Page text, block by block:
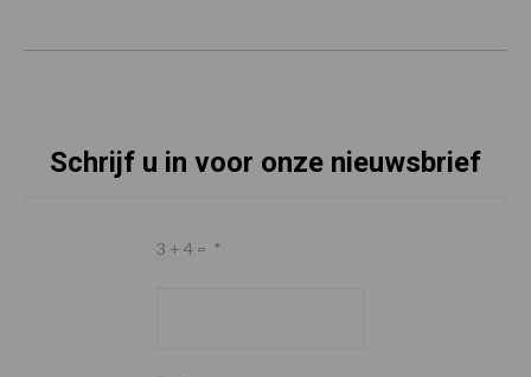
Schrijf u in voor onze nieuwsbrief
3 + 4 = *